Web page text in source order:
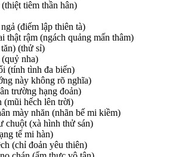
tiêm thần hân)
(điếm lập thiên tà)
thật rậm (ngách quảng mấn thâm)
(thử sỉ)
nha)
(tính tình đa biến)
này không rõ nghĩa)
trường hạng đoản)
(mũi hếch lên trời)
mày nhăn (nhãn bế mi kiềm)
chuột (xà hình thử sán)
tế mi hàn)
(chỉ đoản yêu thiên)